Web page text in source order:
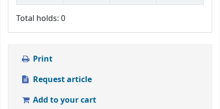
Total holds: 0
Print
Request article
Add to your cart